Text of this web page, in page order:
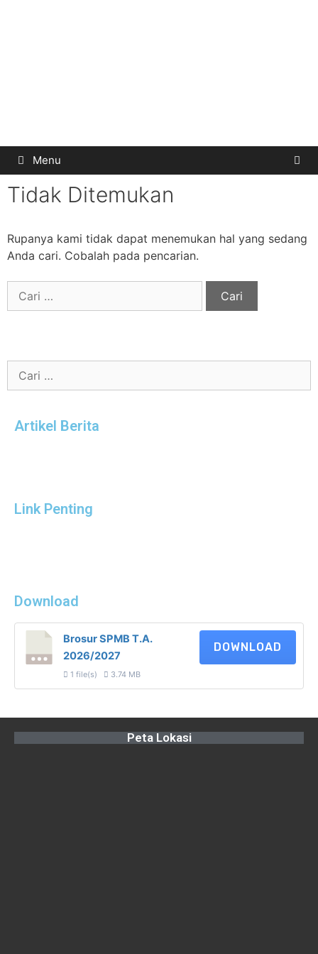
Menu
Tidak Ditemukan
Rupanya kami tidak dapat menemukan hal yang sedang
Anda cari. Cobalah pada pencarian.
Artikel Berita
Link Penting
Download
Brosur SPMB T.A.
2026/2027
1 file(s) 3.74 MB
DOWNLOAD
Peta Lokasi